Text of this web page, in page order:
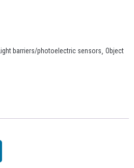
Light barriers/photoelectric sensors Object